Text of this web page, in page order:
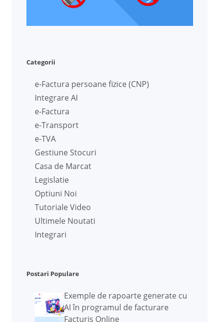
Categorii
e-Factura persoane fizice (CNP)
Integrare AI
e-Factura
e-Transport
e-TVA
Gestiune Stocuri
Casa de Marcat
Legislatie
Optiuni Noi
Tutoriale Video
Ultimele Noutati
Integrari
Postari Populare
Exemple de rapoarte generate cu
AI în programul de facturare
Facturis Online